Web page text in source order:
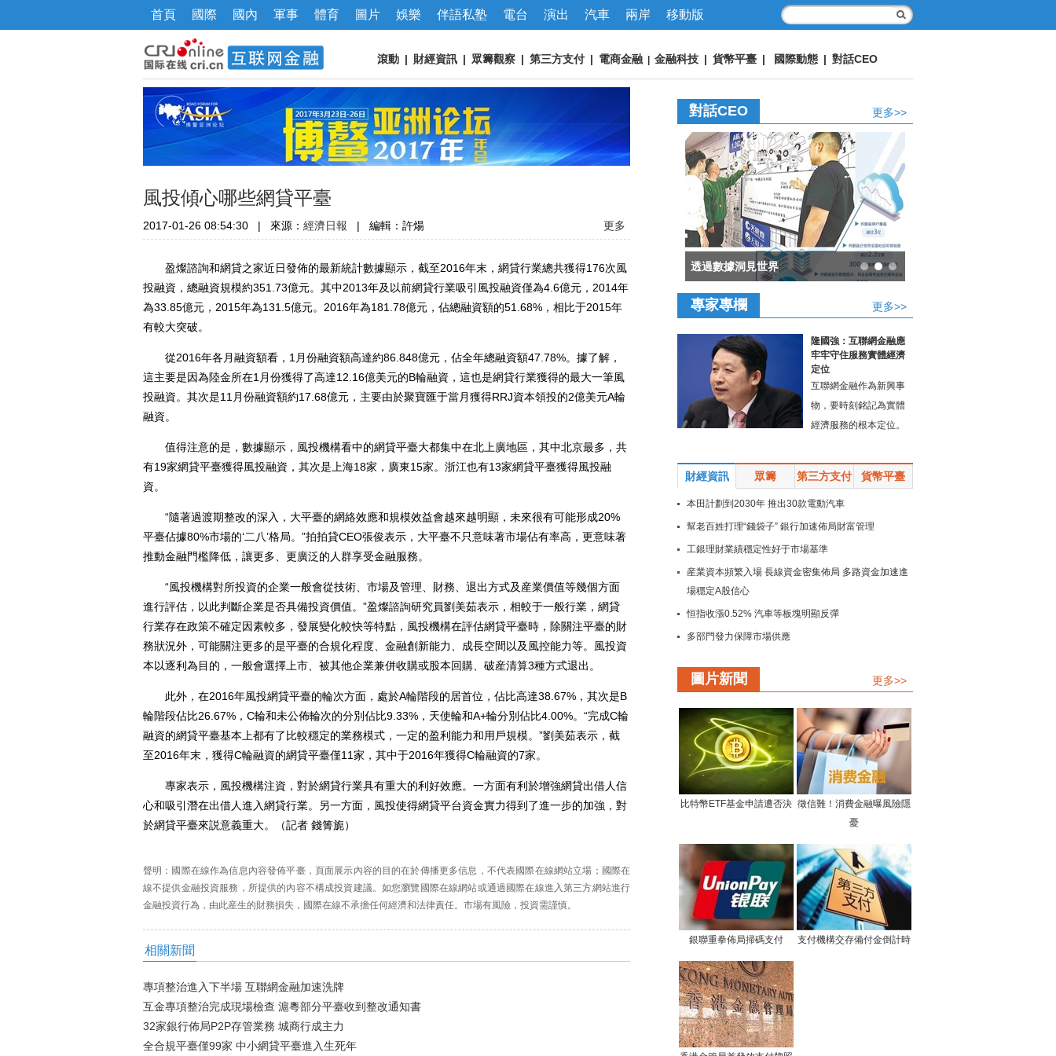
首頁 國際 國內 軍事 體育 圖片 娛樂 伴語私塾 電台 演出 汽車 兩岸 移動版
滾動 | 財經資訊 | 眾籌觀察 | 第三方支付 | 電商金融 金融科技 | 貨幣平臺 | 國際動態 | 對話CEO
風投傾心哪些網貸平臺
2017-01-26 08:54:30 | 來源： 經濟日報 | 編輯：許煬 更多
盈燦諮詢和網貸之家近日發佈的最新統計數據顯示，截至2016年末，網貸行業總共獲得176次風
投融資，總融資規模約351.73億元。其中2013年及以前網貸行業吸引風投融資僅為4.6億元，2014年
為33.85億元，2015年為131.5億元。2016年為181.78億元，佔總融資額的51.68%，相比于2015年
有較大突破。
從2016年各月融資額看，1月份融資額高達約86.848億元，佔全年總融資額47.78%。據了解，
這主要是因為陸金所在1月份獲得了高達12.16億美元的B輪融資，這也是網貸行業獲得的最大一筆風
投融資。其次是11月份融資額約17.68億元，主要由於聚寶匯于當月獲得RRJ資本領投的2億美元A輪
融資。
值得注意的是，數據顯示，風投機構看中的網貸平臺大都集中在北上廣地區，其中北京最多，共
有19家網貸平臺獲得風投融資，其次是上海18家，廣東15家。浙江也有13家網貸平臺獲得風投融
資。
“隨著過渡期整改的深入，大平臺的網絡效應和規模效益會越來越明顯，未來很有可能形成20%
平臺佔據80%市場的‘二八’格局。”拍拍貸CEO張俊表示，大平臺不只意味著市場佔有率高，更意味著
推動金融門檻降低，讓更多、更廣泛的人群享受金融服務。
“風投機構對所投資的企業一般會從技術、市場及管理、財務、退出方式及産業價值等幾個方面
進行評估，以此判斷企業是否具備投資價值。”盈燦諮詢研究員劉美茹表示，相較于一般行業，網貸
行業存在政策不確定因素較多，發展變化較快等特點，風投機構在評估網貸平臺時，除關注平臺的財
務狀況外，可能關注更多的是平臺的合規化程度、金融創新能力、成長空間以及風控能力等。風投資
本以逐利為目的，一般會選擇上市、被其他企業兼併收購或股本回購、破産清算3種方式退出。
此外，在2016年風投網貸平臺的輪次方面，處於A輪階段的居首位，佔比高達38.67%，其次是B
輪階段佔比26.67%，C輪和未公佈輪次的分別佔比9.33%，天使輪和A+輪分別佔比4.00%。“完成C輪
融資的網貸平臺基本上都有了比較穩定的業務模式，一定的盈利能力和用戶規模。”劉美茹表示，截
至2016年末，獲得C輪融資的網貸平臺僅11家，其中于2016年獲得C輪融資的7家。
專家表示，風投機構注資，對於網貸行業具有重大的利好效應。一方面有利於增強網貸出借人信
心和吸引潛在出借人進入網貸行業。另一方面，風投使得網貸平台資金實力得到了進一步的加強，對
於網貸平臺來説意義重大。（記者 錢箐旎）
聲明：國際在線作為信息內容發佈平臺，頁面展示內容的目的在於傳播更多信息，不代表國際在線網站立場；國際在
線不提供金融投資服務，所提供的內容不構成投資建議。如您瀏覽國際在線網站或通過國際在線進入第三方網站進行
金融投資行為，由此産生的財務損失，國際在線不承擔任何經濟和法律責任。市場有風險，投資需謹慎。
相關新聞
專項整治進入下半場 互聯網金融加速洗牌
互金專項整治完成現場檢查 滬粵部分平臺收到整改通知書
32家銀行佈局P2P存管業務 城商行成主力
全合規平臺僅99家 中小網貸平臺進入生死年
對話CEO 更多>>
透過數據洞見世界
專家專欄 更多>>
隆國強：互聯網金融應
牢牢守住服務實體經濟
定位
互聯網金融作為新興事
物，要時刻銘記為實體
經濟服務的根本定位。
財經資訊 眾籌 第三方支付 貨幣平臺
本田計劃到2030年 推出30款電動汽車
幫老百姓打理“錢袋子” 銀行加速佈局財富管理
工銀理財業績穩定性好于市場基準
産業資本頻繁入場 長線資金密集佈局 多路資金加速進
場穩定A股信心
恒指收漲0.52% 汽車等板塊明顯反彈
多部門發力保障市場供應
穩鏈強鏈承壓而上 疏堵點解難點 保供穩産精準發力
圖片新聞 更多>>
比特幣ETF基金申請遭否決 徵信難！消費金融曝風險隱
憂
銀聯重拳佈局掃碼支付 支付機構交存備付金倒計時